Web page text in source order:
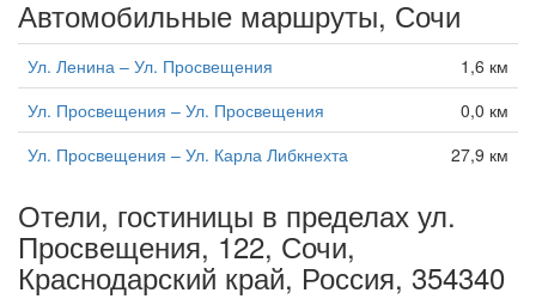
Автомобильные маршруты, Сочи
Ул. Ленина – Ул. Просвещения
1,6 км
Ул. Просвещения – Ул. Просвещения
0,0 км
Ул. Просвещения – Ул. Карла Либкнехта
27,9 км
Отели, гостиницы в пределах ул.
Просвещения, 122, Сочи,
Краснодарский край, Россия, 354340